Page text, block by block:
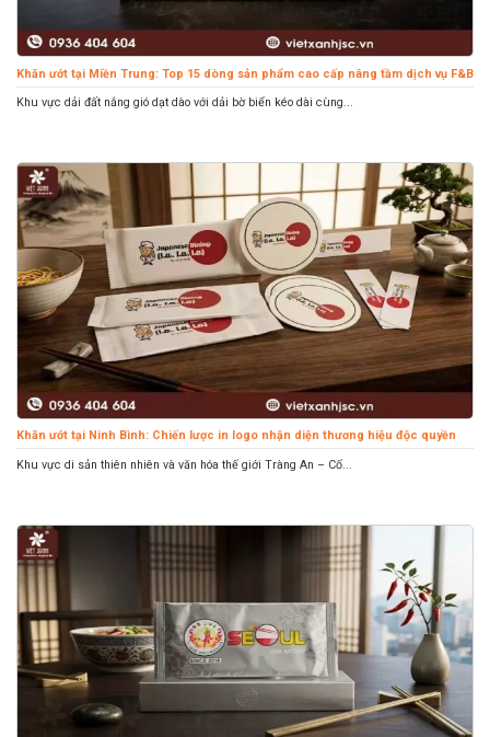
Khăn ướt tại Miền Trung: Top 15 dòng sản phẩm cao cấp nâng tầm dịch vụ F&B
Khu vực dải đất nắng gió dạt dào với dải bờ biển kéo dài cùng...
Khăn ướt tại Ninh Bình: Chiến lược in logo nhận diện thương hiệu độc quyền
Khu vực di sản thiên nhiên và văn hóa thế giới Tràng An – Cố...